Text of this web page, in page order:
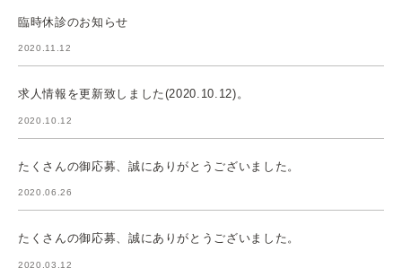
臨時休診のお知らせ
2020.11.12
求人情報を更新致しました(2020.10.12)。
2020.10.12
たくさんの御応募、誠にありがとうございました。
2020.06.26
たくさんの御応募、誠にありがとうございました。
2020.03.12